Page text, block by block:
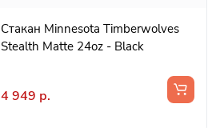
Стакан Minnesota Timberwolves
Stealth Matte 24oz - Black
4 949 р.